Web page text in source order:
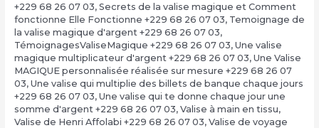
+229 68 26 07 03, Secrets de la valise magique et Comment
fonctionne Elle Fonctionne +229 68 26 07 03, Temoignage de
la valise magique d'argent +229 68 26 07 03,
TémoignagesValiseMagique +229 68 26 07 03, Une valise
magique multiplicateur d'argent +229 68 26 07 03, Une Valise
MAGIQUE personnalisée réalisée sur mesure +229 68 26 07
03, Une valise qui multiplie des billets de banque chaque jours
+229 68 26 07 03, Une valise qui te donne chaque jour une
somme d'argent +229 68 26 07 03, Valise à main en tissu,
Valise de Henri Affolabi +229 68 26 07 03, Valise de voyage